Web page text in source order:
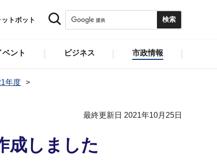
トボット
ント ビジネス 市政情報
年度
最終更新日 2021年10月25日
成しました